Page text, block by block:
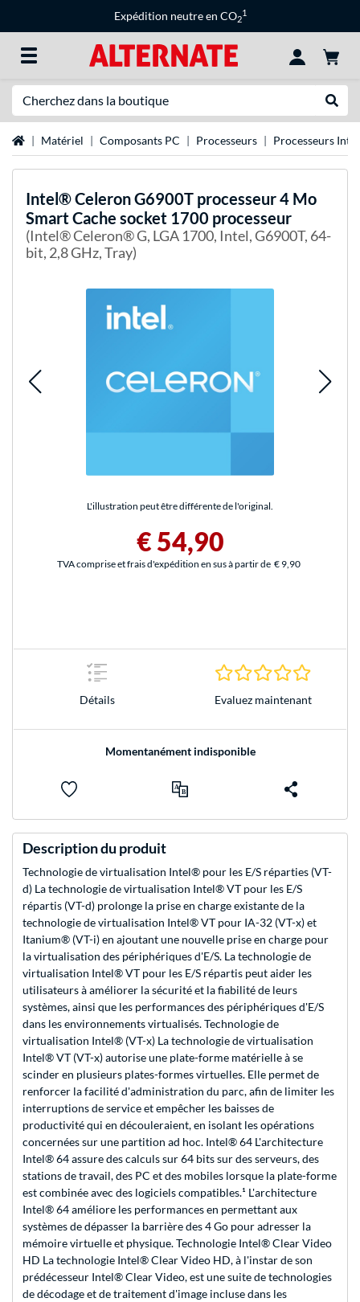
Expédition neutre en CO2
1
Page d'accueil
Matériel Composants PC Processeurs Processeurs Intel
Intel®Celeron G6900T processeur 4 Mo
Smart Cache socket 1700 processeur
(Intel® Celeron® G, LGA 1700, Intel, G6900T, 64-
bit, 2,8 GHz, Tray)
L'illustration peut être différente de l'original.
€ 54,90
TVA comprise et frais d'expédition en sus à partir de € 9,90
Détails Evaluez maintenant
Momentanément indisponible
Description du produit
Technologie de virtualisation Intel® pour les E/S réparties (VT-
d) La technologie de virtualisation Intel® VT pour les E/S
répartis (VT-d) prolonge la prise en charge existante de la
technologie de virtualisation Intel® VT pour IA-32 (VT-x) et
Itanium® (VT-i) en ajoutant une nouvelle prise en charge pour
la virtualisation des périphériques d'E/S. La technologie de
virtualisation Intel® VT pour les E/S répartis peut aider les
utilisateurs à améliorer la sécurité et la fiabilité de leurs
systèmes, ainsi que les performances des périphériques d'E/S
dans les environnements virtualisés. Technologie de
virtualisation Intel® (VT-x) La technologie de virtualisation
Intel® VT (VT-x) autorise une plate-forme matérielle à se
scinder en plusieurs plates-formes virtuelles. Elle permet de
renforcer la facilité d'administration du parc, afin de limiter les
interruptions de service et empêcher les baisses de
productivité qui en découleraient, en isolant les opérations
concernées sur une partition ad hoc. Intel® 64 L'architecture
Intel® 64 assure des calculs sur 64 bits sur des serveurs, des
stations de travail, des PC et des mobiles lorsque la plate-forme
est combinée avec des logiciels compatibles.¹ L'architecture
Intel® 64 améliore les performances en permettant aux
systèmes de dépasser la barrière des 4 Go pour adresser la
mémoire virtuelle et physique. Technologie Intel® Clear Video
HD La technologie Intel® Clear Video HD, à l'instar de son
prédécesseur Intel® Clear Video, est une suite de technologies
de décodage et de traitement d'image incluse dans les